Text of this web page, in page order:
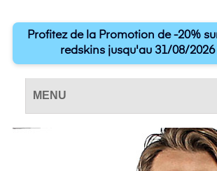
Profitez de la Promotion de -20%
redskins jusqu'au 31/08/2026
MENU